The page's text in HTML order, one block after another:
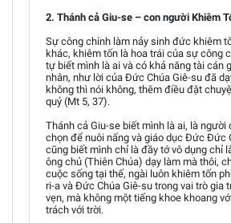
2. Thánh cả Giu-se – con người Khiêm
Sự công chính làm nảy sinh đức khiêm
khác, khiêm tốn là hoa trái của sự công
tự biết mình là ai và có khả năng tài cán
nhân, như lời của Đức Chúa Giê-su đã
không thì nói không, thêm điều đặt
quỷ (Mt 5, 37).
Thánh cả Giu-se biết mình là ai, là người
chọn để nuôi nấng và giáo dục Đức Đức
cũng biết mình chỉ là đầy tớ vô dụng chỉ
ông chủ (Thiên Chúa) dạy làm mà thôi,
cuộc sống tại thế, ngài luôn khiêm tốn
ri-a và Đức Chúa Giê-su trong vai trò gia
vẹn, mà không một tiếng khoe khoang
trách với trời.